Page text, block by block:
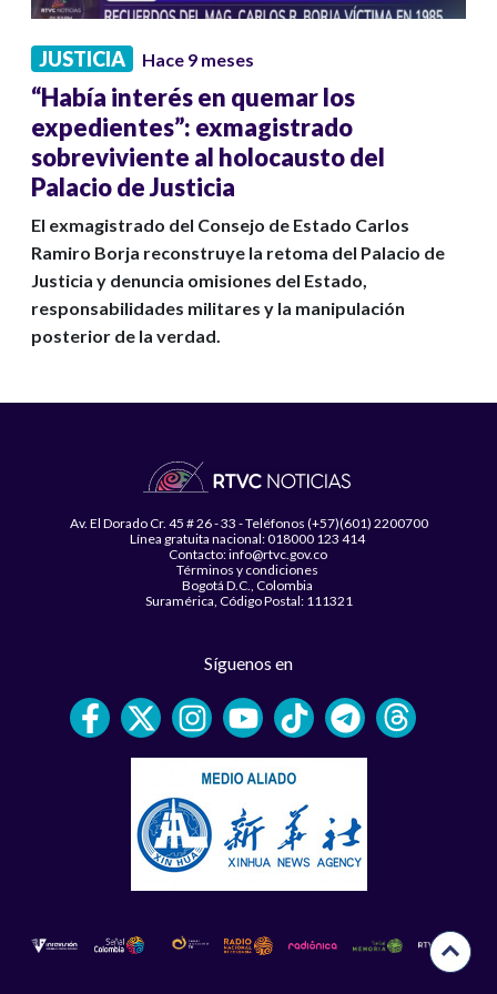
JUSTICIA Hace 9 meses
“Había interés en quemar los
expedientes”: exmagistrado
sobreviviente al holocausto del
Palacio de Justicia
El exmagistrado del Consejo de Estado Carlos
Ramiro Borja reconstruye la retoma del Palacio de
Justicia y denuncia omisiones del Estado,
responsabilidades militares y la manipulación
posterior de la verdad.
Av. El Dorado Cr. 45 # 26 - 33 - Teléfonos (+57)(601) 2200700
Línea gratuita nacional: 018000 123 414
Contacto: info@rtvc.gov.co
Términos y condiciones
Bogotá D.C., Colombia
Suramérica, Código Postal: 111321
Síguenos en